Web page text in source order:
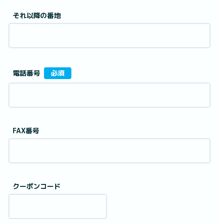
それ以降の番地
電話番号 必須
FAX番号
クーポンコード